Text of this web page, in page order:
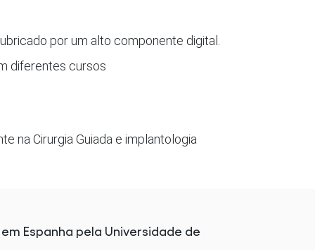
por um alto componente digital.
diferentes cursos
na Cirurgia Guiada e implantologia
Espanha pela Universidade de